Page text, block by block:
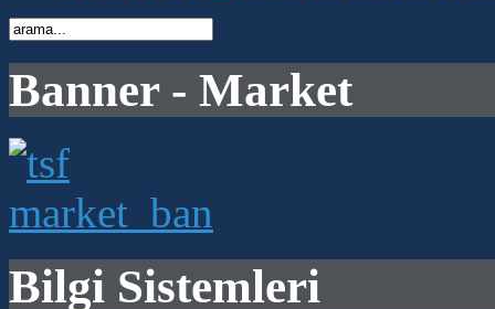
Banner - Market
Bilgi Sistemleri